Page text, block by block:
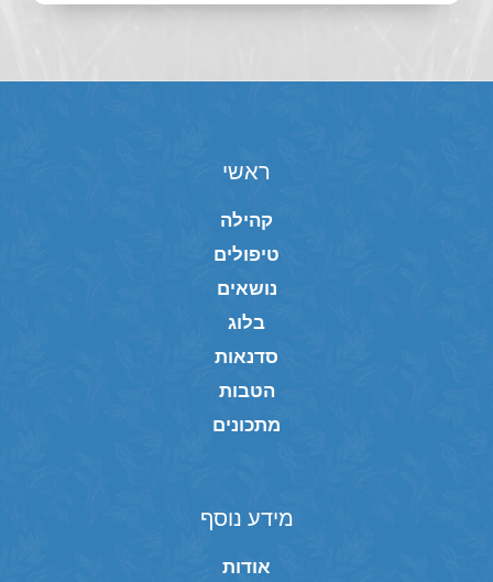
ראשי
קהילה
טיפולים
נושאים
בלוג
סדנאות
הטבות
מתכונים
מידע נוסף
אודות